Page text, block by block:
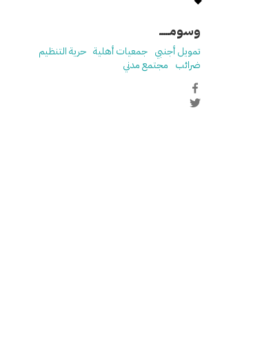
وسومـــــ
تمويل أجنبي جمعيات أهلية حرية التنظيم
ضرائب مجتمع مدني